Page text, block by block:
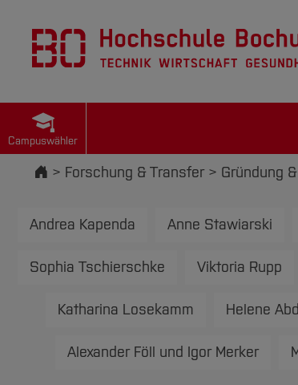
Campuswähler
Startseite
Forschung & Transfer Gründung &
Andrea Kapenda Anne Stawiarski
Sophia Tschierschke Viktoria Rupp
Katharina Losekamm Helene
Alexander Föll und Igor Merker